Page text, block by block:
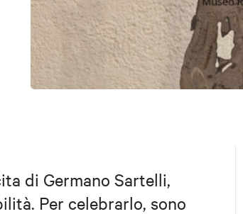
di Germano Sartelli,
Per celebrarlo, sono